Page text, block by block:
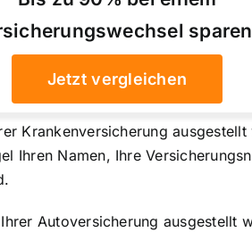
Jetzt vergleichen
Krankenversicherung
Ihren Namen, Ihre
Autoversicherung